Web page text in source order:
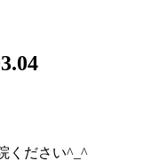
ください^_^